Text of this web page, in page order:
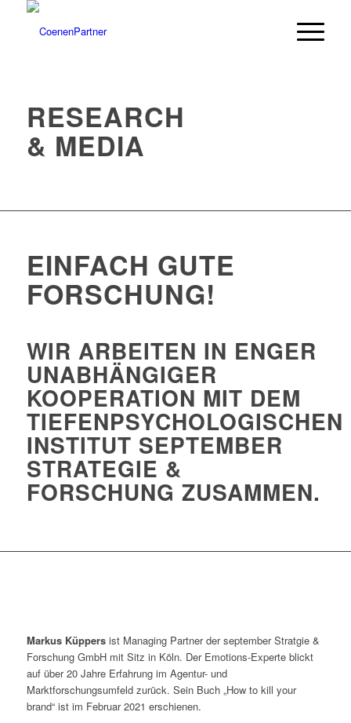
RESEARCH
& MEDIA
EINFACH GUTE
FORSCHUNG!
WIR ARBEITEN IN ENGER
UNABHÄNGIGER
KOOPERATION MIT DEM
TIEFENPSYCHOLOGISCHEN
INSTITUT SEPTEMBER
STRATEGIE &
FORSCHUNG ZUSAMMEN.
Markus Küppersist Managing Partner der september Stratgie &
Forschung GmbH mit Sitz in Köln. Der Emotions-Experte blickt
auf über 20 Jahre Erfahrung im Agentur- und
Marktforschungsumfeld zurück. Sein Buch „How to kill your
brand“ ist im Februar 2021 erschienen.